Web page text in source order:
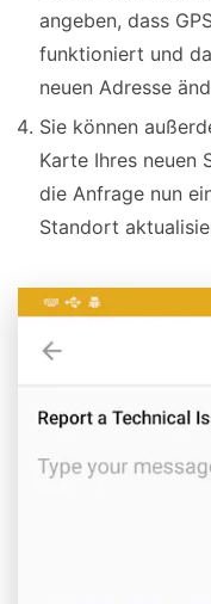
angeben, dass
funktioniert und
neuen Adresse
Sie können
Karte Ihres neuen
die Anfrage nun
Standort